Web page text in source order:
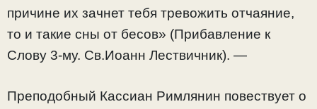
причине их зачнет тебя тревожить отчаяние,
то и такие сны от бесов» (Прибавление к
Слову 3-му. Св.Иоанн Лествичник). —
Преподобный Кассиан Римлянин повествует о